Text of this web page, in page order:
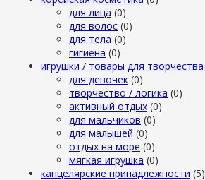
для лица (0)
для волос (0)
для тела (0)
гигиена (0)
игрушки / товары для творчества
для девочек (0)
творчество / логика (0)
активный отдых (0)
для мальчиков (0)
для малышей (0)
отдых на море (0)
мягкая игрушка (0)
канцелярские принадлежности (5)